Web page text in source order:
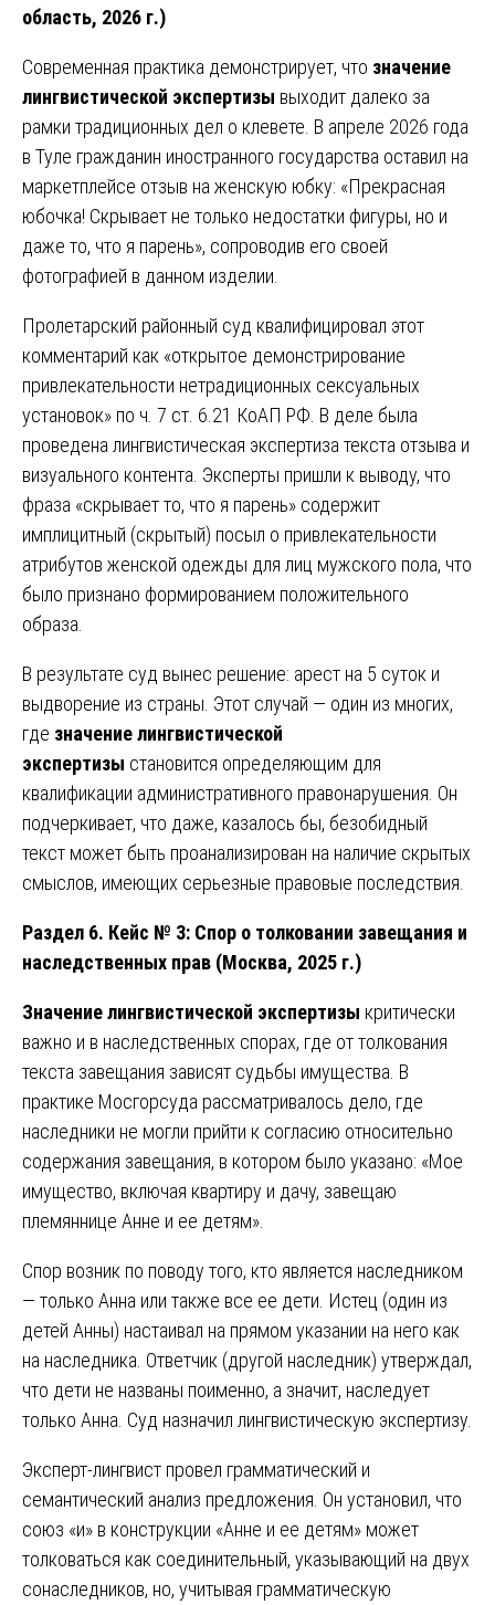
область, 2026 г.)
Современная практика демонстрирует, что значение
лингвистической экспертизы выходит далеко за
рамки традиционных дел о клевете. В апреле 2026 года
в Туле гражданин иностранного государства оставил на
маркетплейсе отзыв на женскую юбку: «Прекрасная
юбочка! Скрывает не только недостатки фигуры, но и
даже то, что я парень», сопроводив его своей
фотографией в данном изделии.
Пролетарский районный суд квалифицировал этот
комментарий как «открытое демонстрирование
привлекательности нетрадиционных сексуальных
установок» по ч. 7 ст. 6.21 КоАП РФ. В деле была
проведена лингвистическая экспертиза текста отзыва и
визуального контента. Эксперты пришли к выводу, что
фраза «скрывает то, что я парень» содержит
имплицитный (скрытый) посыл о привлекательности
атрибутов женской одежды для лиц мужского пола, что
было признано формированием положительного
образа.
В результате суд вынес решение: арест на 5 суток и
выдворение из страны. Этот случай — один из многих,
где значение лингвистической
экспертизы становится определяющим для
квалификации административного правонарушения. Он
подчеркивает, что даже, казалось бы, безобидный
текст может быть проанализирован на наличие скрытых
смыслов, имеющих серьезные правовые последствия.
Раздел 6. Кейс № 3: Спор о толковании завещания и
наследственных прав (Москва, 2025 г.)
Значение лингвистической экспертизы критически
важно и в наследственных спорах, где от толкования
текста завещания зависят судьбы имущества. В
практике Мосгорсуда рассматривалось дело, где
наследники не могли прийти к согласию относительно
содержания завещания, в котором было указано: «Мое
имущество, включая квартиру и дачу, завещаю
племяннице Анне и ее детям».
Спор возник по поводу того, кто является наследником
— только Анна или также все ее дети. Истец (один из
детей Анны) настаивал на прямом указании на него как
на наследника. Ответчик (другой наследник) утверждал,
что дети не названы поименно, а значит, наследует
только Анна. Суд назначил лингвистическую экспертизу.
Эксперт-лингвист провел грамматический и
семантический анализ предложения. Он установил, что
союз «и» в конструкции «Анне и ее детям» может
толковаться как соединительный, указывающий на двух
сонаследников, но, учитывая грамматическую